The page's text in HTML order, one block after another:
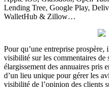
Lending Tree, Google Play,
WalletHub & Zillow…
Pour qu’une entreprise
visibilité sur les commentaires de
élargissement des annuaires pris
d’un lieu unique pour gérer les
visibilité de l’opinion des clients